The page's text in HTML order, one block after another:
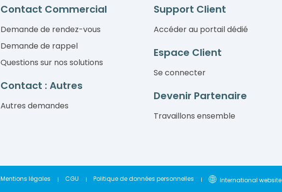
Contact Commercial
Demande de rendez-vous
Demande de rappel
Questions sur nos solutions
Contact : Autres
Autres demandes
Support Client
Accéder au portail dédié
Espace Client
Se connecter
Devenir Partenaire
Travaillons ensemble
Mentions légales CGU Politique de données personnelles International website